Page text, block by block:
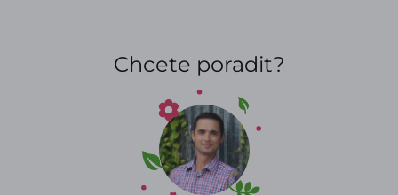
Chcete poradit?